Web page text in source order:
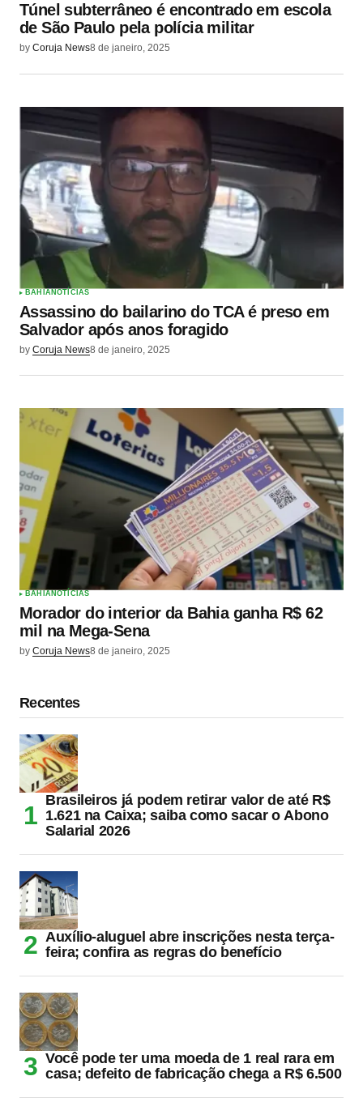
Túnel subterrâneo é encontrado em escola
de São Paulo pela polícia militar
by Coruja News8 de janeiro, 2025
BAHIA NOTÍCIAS
Assassino do bailarino do TCA é preso em
Salvador após anos foragido
by Coruja News8 de janeiro, 2025
BAHIA NOTÍCIAS
Morador do interior da Bahia ganha R$ 62
mil na Mega-Sena
by Coruja News8 de janeiro, 2025
Recentes
Brasileiros já podem retirar valor de até R$
1.621 na Caixa; saiba como sacar o Abono
Salarial 2026
Auxílio-aluguel abre inscrições nesta terça-
feira; confira as regras do benefício
Você pode ter uma moeda de 1 real rara em
casa; defeito de fabricação chega a R$ 6.500